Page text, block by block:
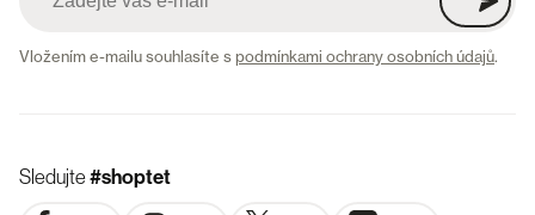
Vložením e-mailu souhlasíte spodmínkami ochrany osobních údajů.
Sledujte#shoptet